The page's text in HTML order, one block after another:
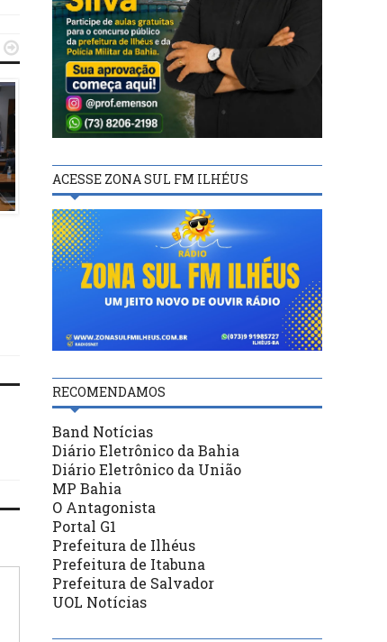
POLÍTICA
22/11/15
DIA 23/11
POLÍTICA
Margareth diz que MinC
representações em
estados

ACESSE ZONA SUL FM ILHÉUS
RECOMENDAMOS
Band Notícias
Diário Eletrônico da Bahia
Diário Eletrônico da União
MP Bahia
O Antagonista
Portal G1
Prefeitura de Ilhéus
Prefeitura de Itabuna
Prefeitura de Salvador
UOL Notícias